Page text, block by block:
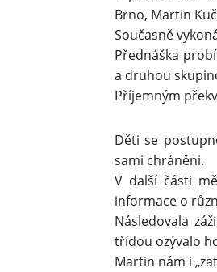
Brno, Martin
Současně
Přednáška
a druhou
Příjemným
Děti se
sami chráněni.
V další části
informace o
Následovala
třídou ozývalo
Martin nám i